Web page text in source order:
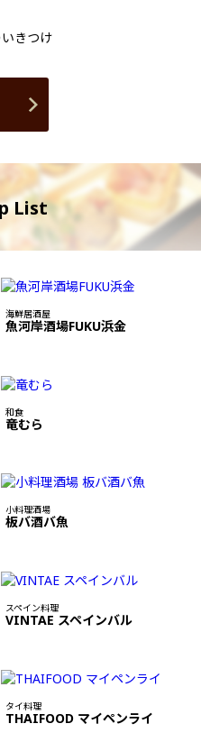
海鮮居酒屋
魚河岸酒場FUKU浜金
和食
竜むら
小料理酒場
板バ酒バ魚
スペイン料理
VINTAE スペインバル
タイ料理
THAIFOOD マイペンライ